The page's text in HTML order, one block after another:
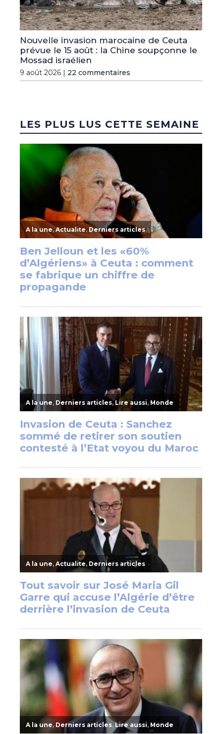
Nouvelle invasion marocaine de Ceuta
prévue le 15 août : la Chine soupçonne le
Mossad israélien
9 août 2026 | 22 commentaires
LES PLUS LUS CETTE SEMAINE